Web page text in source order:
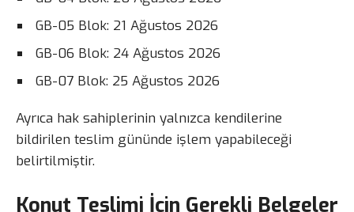
GB-05 Blok: 21 Ağustos 2026
GB-06 Blok: 24 Ağustos 2026
GB-07 Blok: 25 Ağustos 2026
Ayrıca hak sahiplerinin yalnızca kendilerine
bildirilen teslim gününde işlem yapabileceği
belirtilmiştir.
Konut Teslimi İçin Gerekli Belgeler